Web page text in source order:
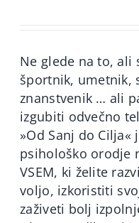
Ne glede na to, ali
športnik, umetnik,
znanstvenik … ali
izgubiti odvečno
»Od Sanj do Cilja«
psihološko orodje
VSEM, ki želite
voljo, izkoristiti
zaživeti bolj